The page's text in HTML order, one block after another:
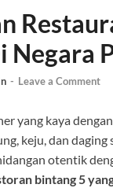
Negara
- Leave a Comment
yang kaya
keju, dan
otentik
bintang 5